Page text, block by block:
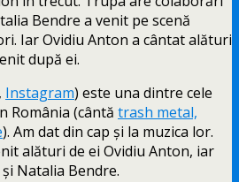
Bendre a venit pe scenă
Iar Ovidiu Anton a cântat alături
după ei.
, Instagram) este una dintre cele
România (cântă trash metal,
). Am dat din cap și la muzica lor.
alături de ei Ovidiu Anton, iar
Natalia Bendre.